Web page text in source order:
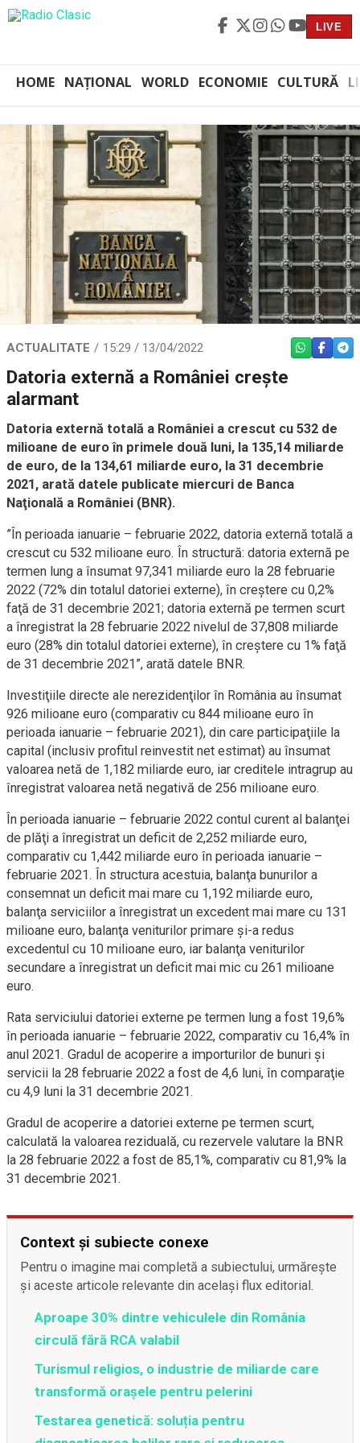
LIVE
HOME NAȚIONAL WORLD ECONOMIE CULTURĂ
ACTUALITATE 15:29 / 13/04/2022 WHATSAPP
Datoria externă a României crește
alarmant
Datoria externă totală a României a crescut cu 532 de
milioane de euro în primele două luni, la 135,14 miliarde
de euro, de la 134,61 miliarde euro, la 31 decembrie
2021, arată datele publicate miercuri de Banca
Naţională a României (BNR).
”În perioada ianuarie – februarie 2022, datoria externă totală a
crescut cu 532 milioane euro. În structură: datoria externă pe
termen lung a însumat 97,341 miliarde euro la 28 februarie
2022 (72% din totalul datoriei externe), în creştere cu 0,2%
faţă de 31 decembrie 2021; datoria externă pe termen scurt
a înregistrat la 28 februarie 2022 nivelul de 37,808 miliarde
euro (28% din totalul datoriei externe), în creştere cu 1% faţă
de 31 decembrie 2021”, arată datele BNR.
Investiţiile directe ale nerezidenţilor în România au însumat
926 milioane euro (comparativ cu 844 milioane euro în
perioada ianuarie – februarie 2021), din care participaţiile la
capital (inclusiv profitul reinvestit net estimat) au însumat
valoarea netă de 1,182 miliarde euro, iar creditele intragrup au
înregistrat valoarea netă negativă de 256 milioane euro.
În perioada ianuarie – februarie 2022 contul curent al balanţei
de plăţi a înregistrat un deficit de 2,252 miliarde euro,
comparativ cu 1,442 miliarde euro în perioada ianuarie –
februarie 2021. În structura acestuia, balanţa bunurilor a
consemnat un deficit mai mare cu 1,192 miliarde euro,
balanţa serviciilor a înregistrat un excedent mai mare cu 131
milioane euro, balanţa veniturilor primare şi-a redus
excedentul cu 10 milioane euro, iar balanţa veniturilor
secundare a înregistrat un deficit mai mic cu 261 milioane
euro.
Rata serviciului datoriei externe pe termen lung a fost 19,6%
în perioada ianuarie – februarie 2022, comparativ cu 16,4% în
anul 2021. Gradul de acoperire a importurilor de bunuri şi
servicii la 28 februarie 2022 a fost de 4,6 luni, în comparaţie
cu 4,9 luni la 31 decembrie 2021.
Gradul de acoperire a datoriei externe pe termen scurt,
calculată la valoarea reziduală, cu rezervele valutare la BNR
la 28 februarie 2022 a fost de 85,1%, comparativ cu 81,9% la
31 decembrie 2021.
Context și subiecte conexe
Pentru o imagine mai completă a subiectului, urmărește
și aceste articole relevante din același flux editorial.
Aproape 30% dintre vehiculele din România
circulă fără RCA valabil
Turismul religios, o industrie de miliarde care
transformă orașele pentru pelerini
Testarea genetică: soluția pentru